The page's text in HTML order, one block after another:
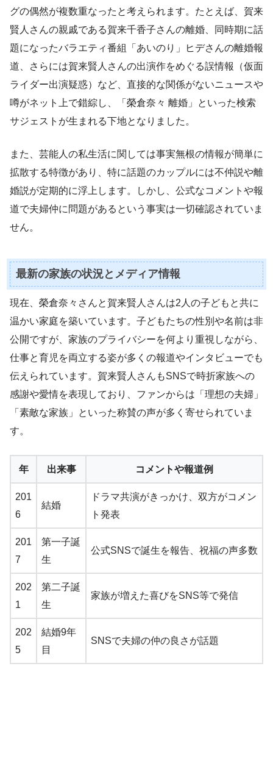
グの偶然が複数重なったと考えられます。たとえば、賀来
賢人さんの親戚である賀来千香子さんの離婚、同時期に話
題になったバラエティ番組「あいのり」ヒデさんの離婚報
道、さらには賀来賢人さんの出演作をめぐる誤情報（仮面
ライダー出演疑惑）など、直接的な関係がないニュースや
噂がネット上で錯綜し、「榮倉奈々 離婚」といった検索
サジェストが生まれる下地となりました。
また、芸能人の私生活に関しては事実無根の情報が簡単に
拡散する特徴があり、特に話題のカップルには不仲説や離
婚説が定期的に浮上します。しかし、公式なコメントや報
道で夫婦仲に問題があるという事実は一切確認されていま
せん。
最新の家族の状況とメディア情報
現在、榮倉奈々さんと賀来賢人さんは2人の子どもと共に
温かい家庭を築いています。子どもたちの性別や名前は非
公開ですが、家族のプライバシーを何より重視しながら、
仕事と育児を両立する姿が多くの報道やインタビューでも
伝えられています。賀来賢人さんもSNSで時折家族への
感謝や愛情を表現しており、ファンからは「理想の夫婦」
「素敵な家族」といった称賛の声が多く寄せられていま
す。
年 出来事 コメントや報道例
201
6
結婚
ドラマ共演がきっかけ、双方がコメン
ト発表
201
7
第一子誕
生
公式SNSで誕生を報告、祝福の声多数
202
1
第二子誕
生
家族が増えた喜びをSNS等で発信
202
5
結婚9年
目
SNSで夫婦の仲の良さが話題